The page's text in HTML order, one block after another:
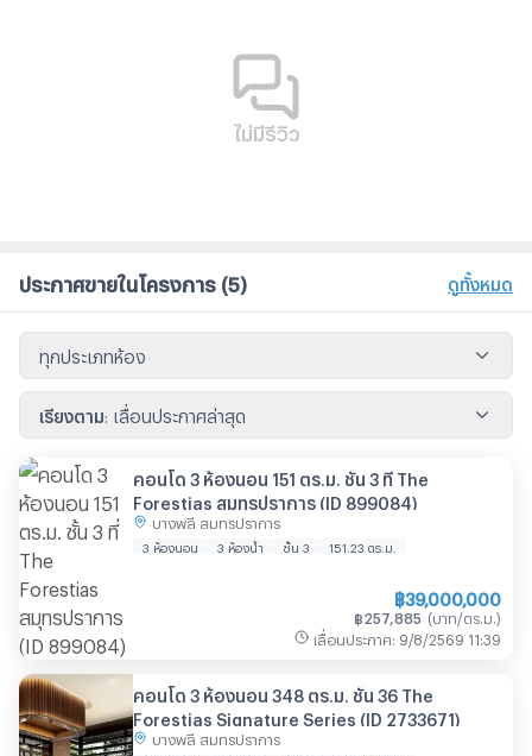
ไม่มีรีวิว
ประกาศขายในโครงการ (5) ดูทั้งหมด
ทุกประเภทห้อง
เรียงตาม: เลื่อนประกาศล่าสุด
คอนโด 3 ห้องนอน 151 ตร.ม. ชั้น 3 ที่ The
Forestias สมุทรปราการ (ID 899084)
บางพลี สมุทรปราการ
3 ห้องนอน 3 ห้องน้ำ ชั้น 3 151.23 ตร.ม.
฿39,000,000
฿ 257,885 (บาท/ตร.ม. )
เลื่อนประกาศ : 9/8/2569 11:39
คอนโด 3 ห้องนอน 348 ตร.ม. ชั้น 36 The
Forestias Signature Series (ID 2733671)
บางพลี สมุทรปราการ